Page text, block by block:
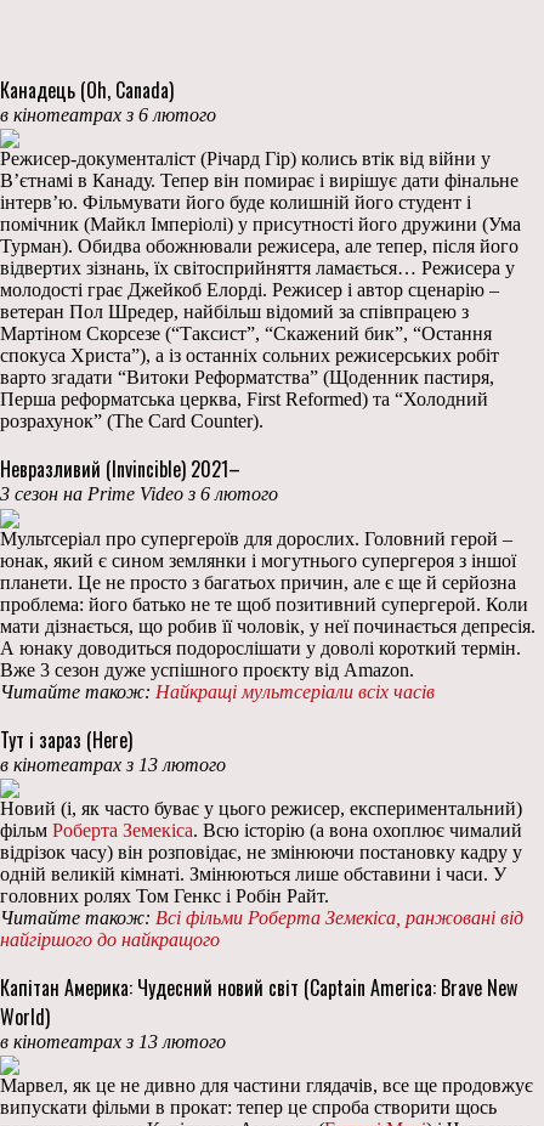
Канадець (Oh, Canada)
в кінотеатрах з 6 лютого
Режисер-документаліст (Річард Гір) колись втік від війни у
В’єтнамі в Канаду. Тепер він помирає і вирішує дати фінальне
інтерв’ю. Фільмувати його буде колишній його студент і
помічник (Майкл Імперіолі) у присутності його дружини (Ума
Турман). Обидва обожнювали режисера, але тепер, після його
відвертих зізнань, їх світосприйняття ламається… Режисера у
молодості грає Джейкоб Елорді. Режисер і автор сценарію –
ветеран Пол Шредер, найбільш відомий за співпрацею з
Мартіном Скорсезе (“Таксист”, “Скажений бик”, “Остання
спокуса Христа”), а із останніх сольних режисерських робіт
варто згадати “Витоки Реформатства” (Щоденник пастиря,
Перша реформатська церква, First Reformed) та “Холодний
розрахунок” (The Card Counter).
Невразливий (Invincible) 2021–
3 сезон на Prime Video з 6 лютого
Мультсеріал про супергероїв для дорослих. Головний герой –
юнак, який є сином землянки і могутнього супергероя з іншої
планети. Це не просто з багатьох причин, але є ще й серйозна
проблема: його батько не те щоб позитивний супергерой. Коли
мати дізнається, що робив її чоловік, у неї починається депресія.
А юнаку доводиться подорослішати у доволі короткий термін.
Вже 3 сезон дуже успішного проєкту від Amazon.
Читайте також: Найкращі мультсеріали всіх часів
Тут і зараз (Here)
в кінотеатрах з 13 лютого
Новий (і, як часто буває у цього режисер, експериментальний)
фільм Роберта Земекіса. Всю історію (а вона охоплює чималий
відрізок часу) він розповідає, не змінюючи постановку кадру у
одній великій кімнаті. Змінюються лише обставини і часи. У
головних ролях Том Генкс і Робін Райт.
Читайте також: Всі фільми Роберта Земекіса, ранжовані від
найгіршого до найкращого
Капітан Америка: Чудесний новий світ (Captain America: Brave New
World)
в кінотеатрах з 13 лютого
Марвел, як це не дивно для частини глядачів, все ще продовжує
випускати фільми в прокат: тепер це спроба створити щось